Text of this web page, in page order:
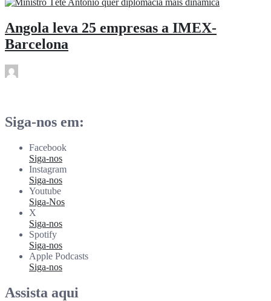
Angola leva 25 empresas a IMEX-
Barcelona
Siga-nos em:
Facebook
Siga-nos
Instagram
Siga-nos
Youtube
Siga-Nos
X
Siga-nos
Spotify
Siga-nos
Apple Podcasts
Siga-nos
Assista aqui